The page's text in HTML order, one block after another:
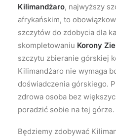
Kilimandżaro, najwyższy
afrykańskim, to
szczytów do zdobycia dla
skompletowaniu Korony
szczytu zbieranie górskiej
Kilimandżaro nie wymaga
doświadczenia górskiego.
zdrowa osoba bez
poradzić sobie na tej górze.
Będziemy zdobywać